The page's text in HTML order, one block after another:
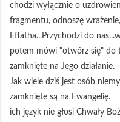
chodzi wyłącznie o
fragmentu, odnoszę
Effatha...Przychodzi do
potem mówi "otwórz się" do
zamknięte na Jego działanie.
Jak wiele dziś jest osób
zamknięte są na Ewangelię.
ich język nie głosi Chwały